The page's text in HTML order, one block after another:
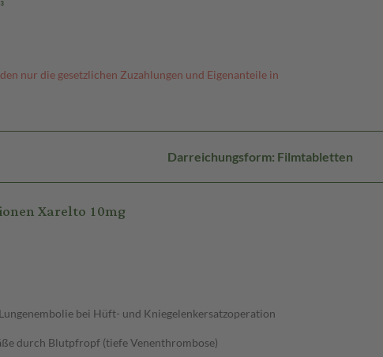
nur die gesetzlichen Zuzahlungen und Eigenanteile in
Darreichungsform: Filmtabletten
Xarelto 10mg
bei Hüft- und Kniegelenkersatzoperation
durch Blutpfropf (tiefe Venenthrombose)